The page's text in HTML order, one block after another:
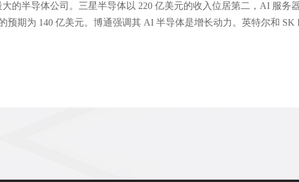
的半导体公司。三星半导体以 220 亿美元的收入位居第二，AI 服务
预期为 140 亿美元。博通强调其 AI 半导体是增长动力。英特尔和 SK